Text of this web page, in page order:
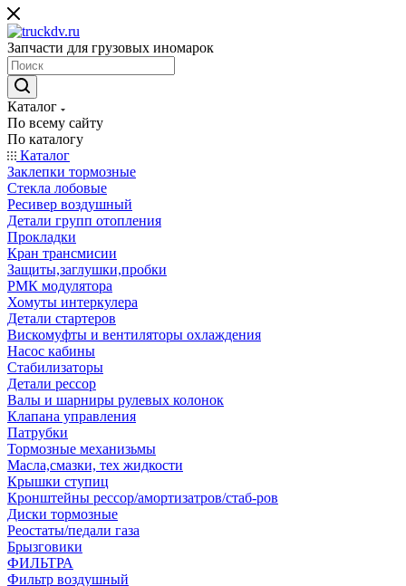
Запчасти для грузовых иномарок
Каталог
По всему сайту
По каталогу
Каталог
Заклепки тормозные
Стекла лобовые
Ресивер воздушный
Детали групп отопления
Прокладки
Кран трансмисии
Защиты,заглушки,пробки
РМК модулятора
Хомуты интеркулера
Детали стартеров
Вискомуфты и вентиляторы охлаждения
Насос кабины
Стабилизаторы
Детали рессор
Валы и шарниры рулевых колонок
Клапана управления
Патрубки
Тормозные механизьмы
Масла,смазки, тех жидкости
Крышки ступиц
Кронштейны рессор/амортизатров/стаб-ров
Диски тормозные
Реостаты/педали газа
Брызговики
ФИЛЬТРА
Фильтр воздушный